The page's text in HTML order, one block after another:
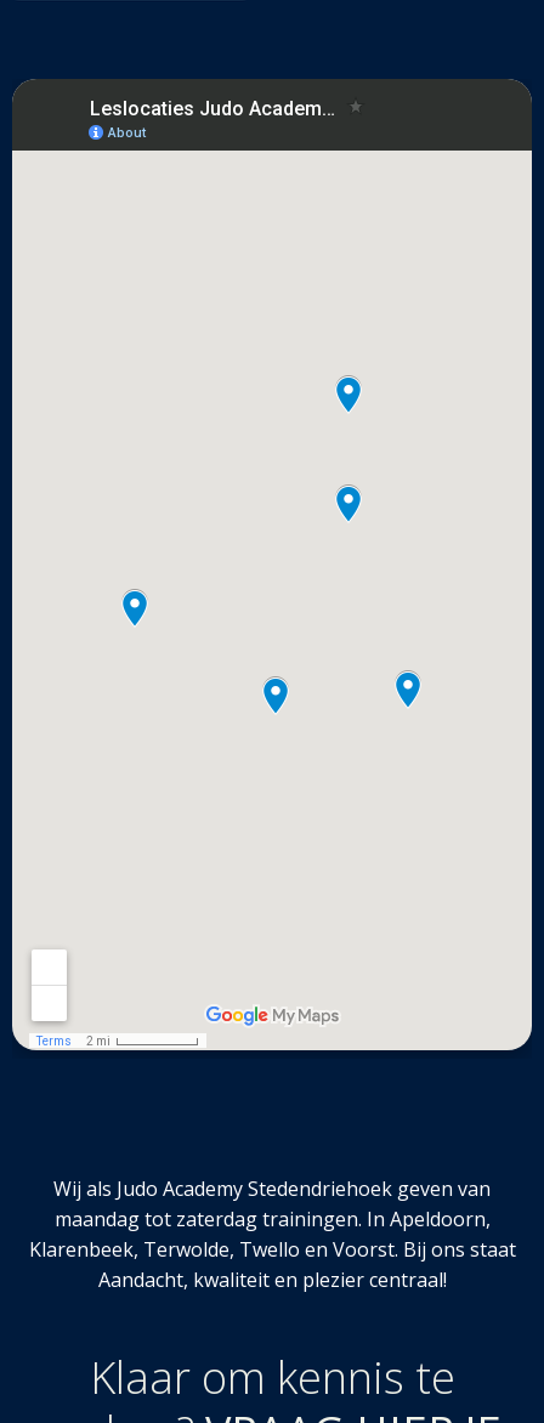
Wij als Judo Academy Stedendriehoek geven van
maandag tot zaterdag trainingen. In Apeldoorn,
Klarenbeek, Terwolde, Twello en Voorst. Bij ons staat
Aandacht, kwaliteit en plezier centraal!
Klaar om kennis te